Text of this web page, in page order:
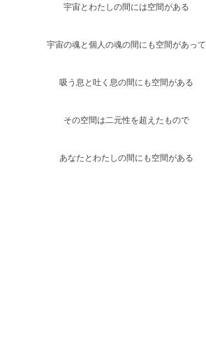
宇宙とわたしの間には空間がある
宇宙の魂と個人の魂の間にも空間があって
吸う息と吐く息の間にも空間がある
その空間は二元性を超えたもので
あなたとわたしの間にも空間がある